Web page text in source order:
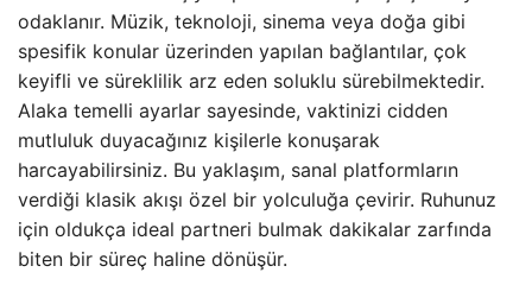
odaklanır. Müzik, teknoloji, sinema veya doğa gibi
spesifik konular üzerinden yapılan bağlantılar, çok
keyifli ve süreklilik arz eden soluklu sürebilmektedir.
Alaka temelli ayarlar sayesinde, vaktinizi cidden
mutluluk duyacağınız kişilerle konuşarak
harcayabilirsiniz. Bu yaklaşım, sanal platformların
verdiği klasik akışı özel bir yolculuğa çevirir. Ruhunuz
için oldukça ideal partneri bulmak dakikalar zarfında
biten bir süreç haline dönüşür.